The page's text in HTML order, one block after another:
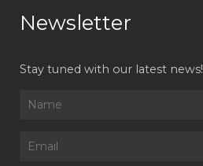
Newsletter
Stay tuned with our latest news!